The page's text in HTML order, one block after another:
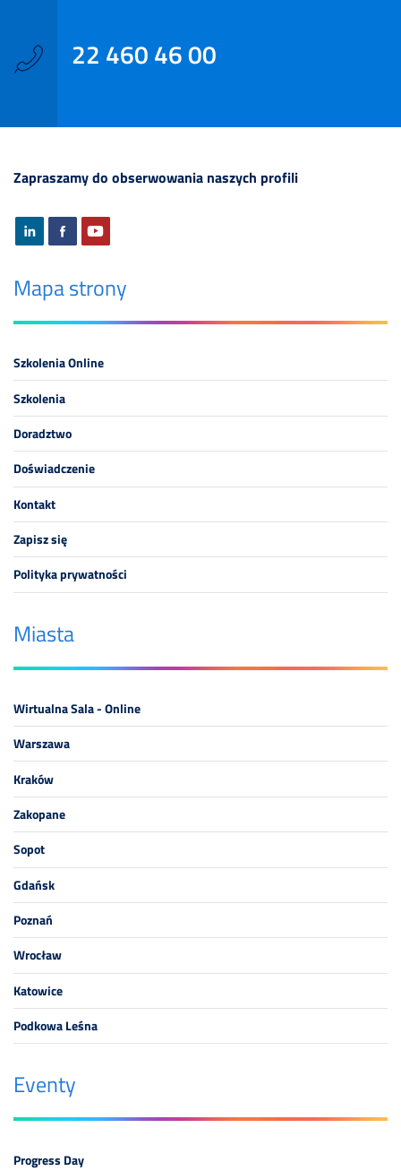
22 460 46 00
Zapraszamy do obserwowania naszych profili
Mapa strony
Szkolenia Online
Szkolenia
Doradztwo
Doświadczenie
Kontakt
Zapisz się
Polityka prywatności
Miasta
Wirtualna Sala - Online
Warszawa
Kraków
Zakopane
Sopot
Gdańsk
Poznań
Wrocław
Katowice
Podkowa Leśna
Eventy
Progress Day